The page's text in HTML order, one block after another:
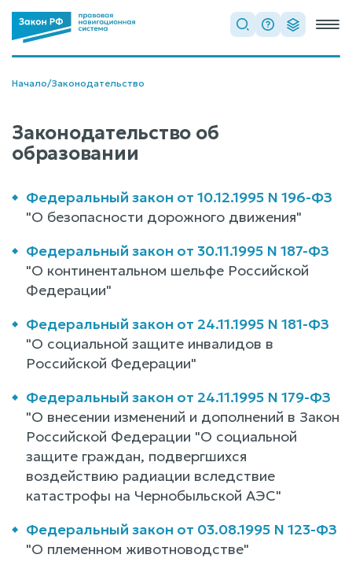
Начало/Законодательство
Законодательство об
образовании
Федеральный закон от 10.12.1995 N 196-ФЗ
"О безопасности дорожного движения"
Федеральный закон от 30.11.1995 N 187-ФЗ
"О континентальном шельфе Российской
Федерации"
Федеральный закон от 24.11.1995 N 181-ФЗ
"О социальной защите инвалидов в
Российской Федерации"
Федеральный закон от 24.11.1995 N 179-ФЗ
"О внесении изменений и дополнений в Закон
Российской Федерации "О социальной
защите граждан, подвергшихся
воздействию радиации вследствие
катастрофы на Чернобыльской АЭС"
Федеральный закон от 03.08.1995 N 123-ФЗ
"О племенном животноводстве"